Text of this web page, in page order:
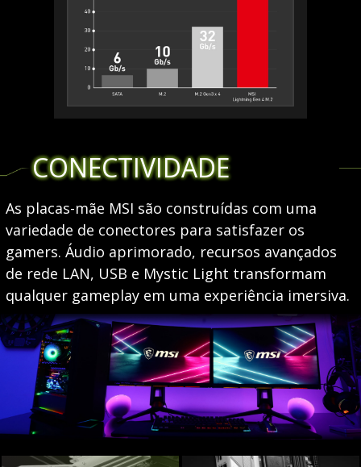
CONECTIVIDADE
As placas-mãe MSI são construídas com uma
variedade de conectores para satisfazer os
gamers. Áudio aprimorado, recursos avançados
de rede LAN, USB e Mystic Light transformam
qualquer gameplay em uma experiência imersiva.